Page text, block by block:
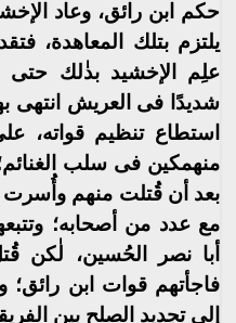
حكم ابن رائق، وعاد
يلتزم بتلك المعاهدة،
علِم الإخشيد بذٰلك حتى
شديدًا فى العريش انتهى
استطاع تنظيم قواته،
منهمكين فى سلب
بعد أن قُتلت منهم وأُسرت
مع عدد من أصحابه؛
أبا نصر الحُسين، لٰكن
فاجأتهم قوات ابن رائق؛
إلى تجديد الصلح بين